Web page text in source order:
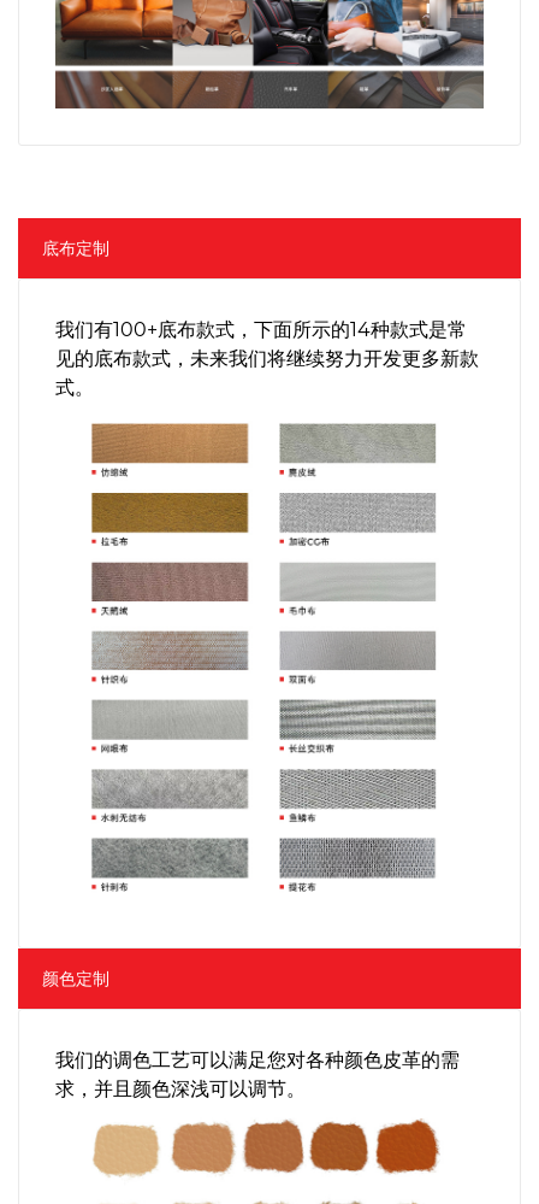
底布定制
我们有100+底布款式，下面所示的14种款式是常
见的底布款式，未来我们将继续努力开发更多新款
式。
颜色定制
我们的调色工艺可以满足您对各种颜色皮革的需
求，并且颜色深浅可以调节。